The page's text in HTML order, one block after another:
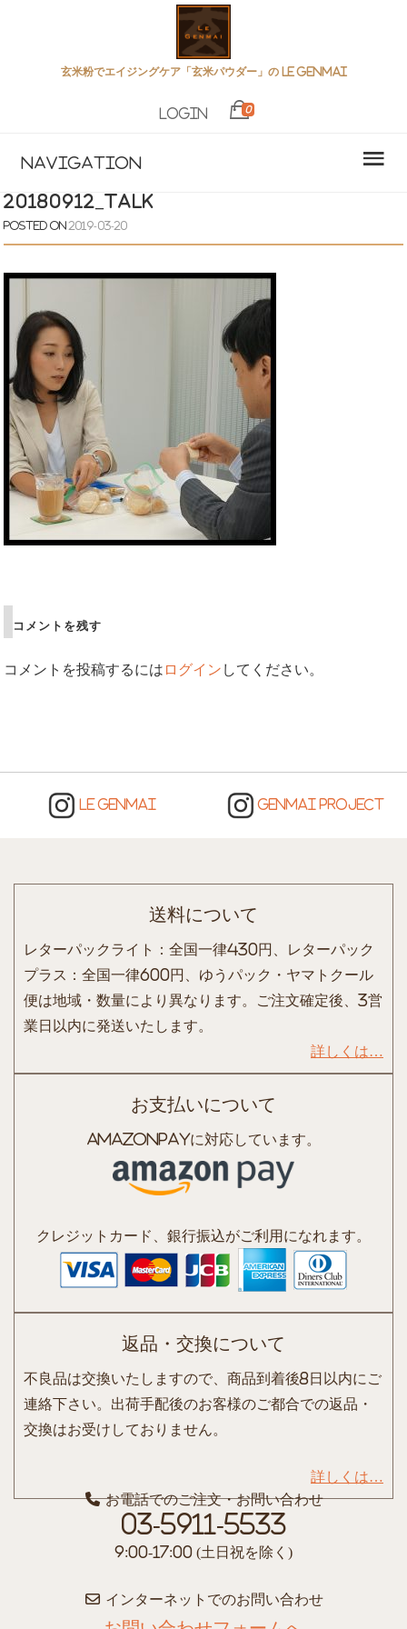
玄米粉でエイジングケア「玄米パウダー」の LE GENMAI
Login 0
Navigation
20180912_talk
Posted on2019-03-20
navigation
コメントを残す
コメントを投稿するには ログイン してください。
LE GENMAI GENMAI PROJECT
送料について
レターパックライト：全国一律430円、レターパック
プラス：全国一律600円、ゆうパック・ヤマトクール
便は地域・数量により異なります。ご注文確定後、3営
業日以内に発送いたします。
詳しくは…
お支払いについて
AmazonPayに対応しています。
クレジットカード、銀行振込がご利用になれます。
返品・交換について
不良品は交換いたしますので、商品到着後8日以内にご
連絡下さい。出荷手配後のお客様のご都合での返品・
交換はお受けしておりません。
詳しくは…
お電話でのご注文・お問い合わせ
03-5911-5533
9:00-17:00 (土日祝を除く)
インターネットでのお問い合わせ